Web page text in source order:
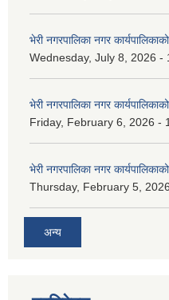
भेरी नगरपालिका नगर
Wednesday, July 8, 2026 -
भेरी नगरपालिका नगर
Friday, February 6, 2026 -
भेरी नगरपालिका नगर
Thursday, February 5,
अन्य